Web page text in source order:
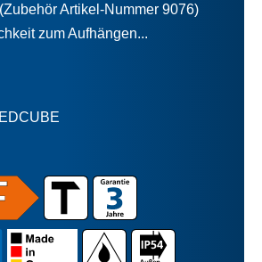
Artikel-Nummer 9076)
zum Aufhängen...